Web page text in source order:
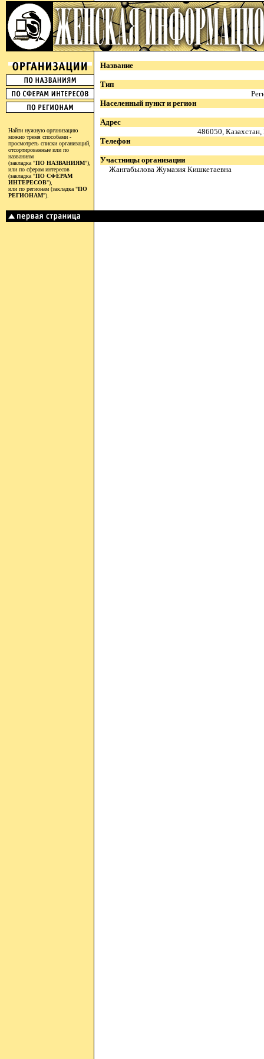
Найти нужную организацию
можно тремя способами -
просмотреть списки организаций,
отсортированные или по
названиям
(закладка "ПО НАЗВАНИЯМ"),
или по сферам интересов
(закладка "ПО СФЕРАМ
ИНТЕРЕСОВ"),
или по регионам (закладка "ПО
РЕГИОНАМ").
Название
Тип
Населенный пункт и регион
Адрес
486050,
Телефон
Участницы организации
Жангабылова Жумазия Кишкетаевна